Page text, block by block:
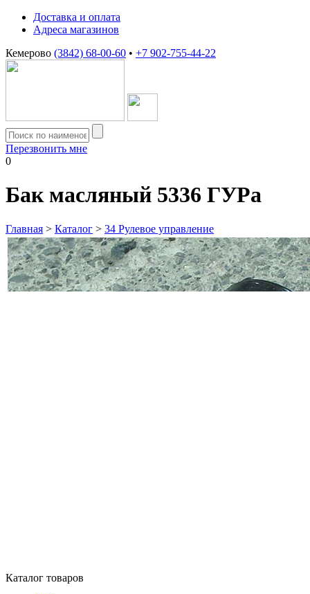
Доставка и оплата
Адреса магазинов
Кемерово (3842) 68-00-60 • +7 902-755-44-22
Перезвонить мне
0
Бак масляный 5336 ГУРа
Главная > Каталог > 34 Рулевое управление
Каталог товаров